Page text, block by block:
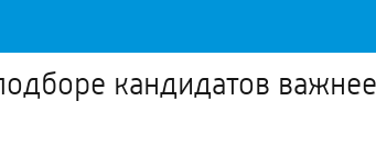
кандидатов